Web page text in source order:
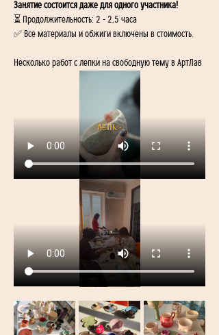
Занятие состоится даже для одного участника!
⏳ Продолжительность: 2 - 2,5 часа
✅ Все материалы и обжиги включены в стоимость.
Несколько работ с лепки на свободную тему в АртЛав